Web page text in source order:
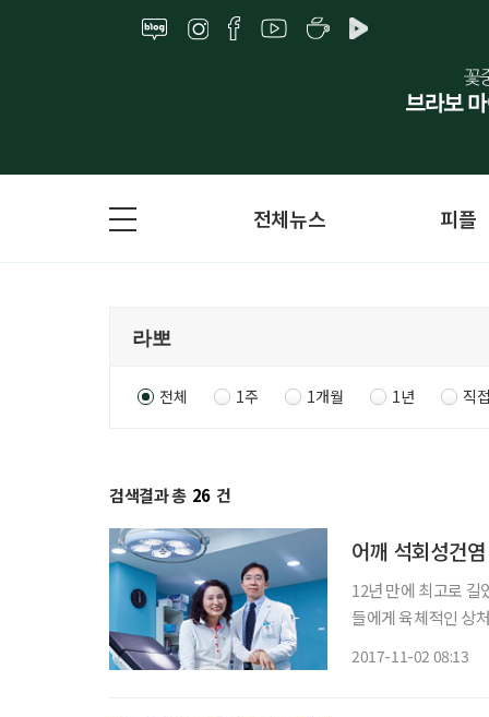
전체뉴스 피플
전체 1주 1개월 1년 직
검색결과 총 26 건
어깨 석회성건
12년 만에 최고로 길
들에게 육체적인 상
2017-11-02 08:13